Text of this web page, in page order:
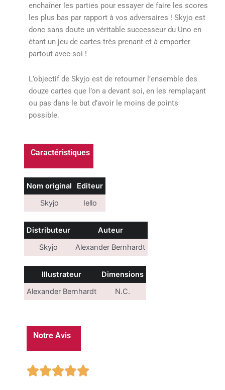
enchaîner les parties pour essayer de faire les scores
les plus bas par rapport à vos adversaires ! Skyjo est
donc sans doute un véritable successeur du Uno en
étant un jeu de cartes très prenant et à emporter
partout avec soi !
L’objectif de Skyjo est de retourner l’ensemble des
douze cartes que l’on a devant soi, en les remplaçant
ou pas dans le but d’avoir le moins de points
possible.
Caractéristiques
Nom original
Editeur
Skyjo
Iello
Distributeur
Auteur
Skyjo
Alexander Bernhardt
Illustrateur
Dimensions
Alexander Bernhardt
N.C.
Notre Avis
